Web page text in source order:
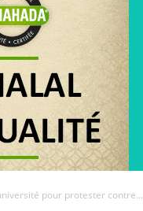
pour protester contre...